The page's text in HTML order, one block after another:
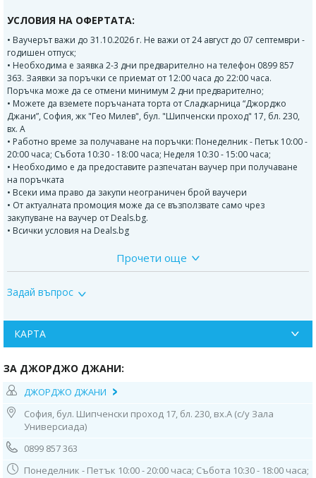
УСЛОВИЯ НА ОФЕРТАТА:
• Ваучерът важи до 31.10.2026 г. Не важи от 24 август до 07 септември -
годишен отпуск;
• Необходима е заявка 2-3 дни предварително на телефон 0899 857
363. Заявки за поръчки се приемат от 12:00 часа до 22:00 часа.
Поръчка може да се отмени минимум 2 дни предварително;
• Можете да вземете поръчаната торта от Сладкарница “Джорджо
Джани”, София, жк "Гео Милев", бул. "Шипченски проход" 17, бл. 230,
вх. А
• Работно време за получаване на поръчки: Понеделник - Петък 10:00 -
20:00 часа; Събота 10:30 - 18:00 часа; Неделя 10:30 - 15:00 часа;
• Необходимо е да предоставите разпечатан ваучер при получаване
на поръчката
• Всеки има право да закупи неограничен брой ваучери
• От актуалната промоция може да се възползвате само чрез
закупуване на ваучер от Deals.bg.
• Всички условия на Deals.bg
Тортата съдържа: италиански крем (ванилов, шоколадов, карамелен
или плодов) + фигурки от италианско захарно тесто, моделирани като
консерванти. Използват се само естествени продукти.
Детските торти могат да бъдат с пълнеж с:
Шоколадов крем
Ванилов крем
Карамелен крем
По избор може 2 вида крем
Джорджо Джани
италианското сладкарство, представено в София. Изградена е с много
Прочети още
Задай въпрос
КАРТА
ЗА ДЖОРДЖО ДЖАНИ:
ДЖОРДЖО ДЖАНИ
София, бул. Шипченски проход 17, бл. 230, вх.А (с/у Зала
Универсиада)
0899 857 363
Понеделник - Петък 10:00 - 20:00 часа; Събота 10:30 - 18:00 часа;